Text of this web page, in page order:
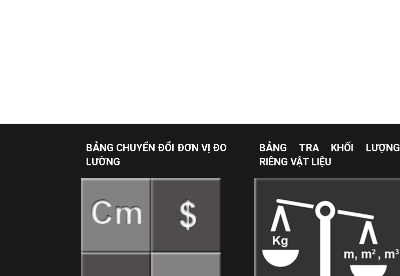
BẢNG CHUYỂN ĐỔI ĐƠN VỊ ĐO
LƯỜNG
BẢNG TRA KHỐI LƯỢNG
RIÊNG VẬT LIỆU